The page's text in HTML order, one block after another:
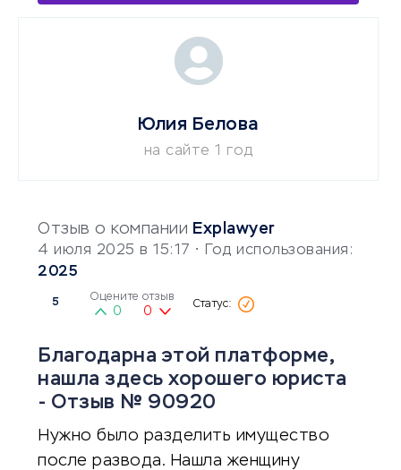
Отзыв о компании Explawyer
4 июля 2025 в 15:17 • Год использования:
2025
5 Оцените отзыв
0 0
Благодарна этой платформе,
нашла здесь хорошего юриста
- Отзыв № 90920
Нужно было разделить имущество
после развода. Нашла женщину
Юлия Белова
на сайте 1 год